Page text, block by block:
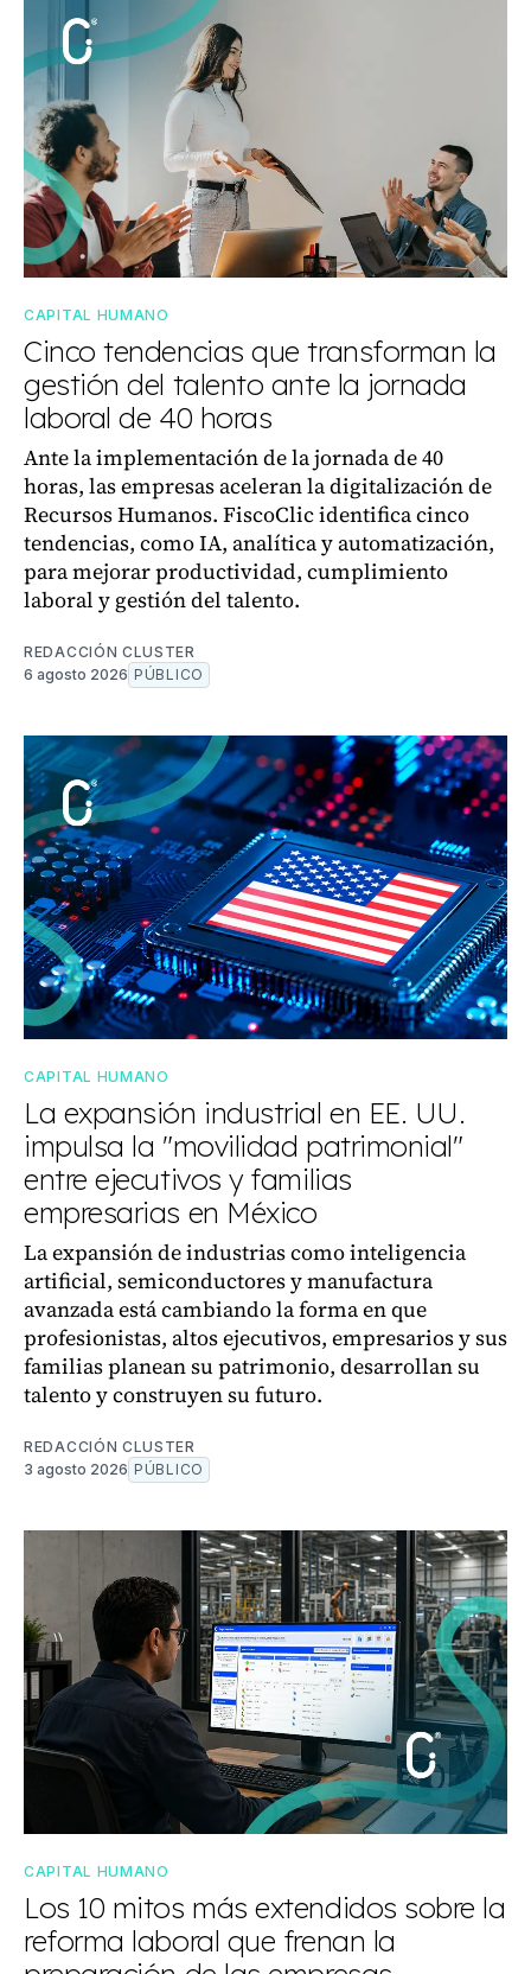
CAPITAL HUMANO
Cinco tendencias que transforman la
gestión del talento ante la jornada
laboral de 40 horas
Ante la implementación de la jornada de 40
horas, las empresas aceleran la digitalización de
Recursos Humanos. FiscoClic identifica cinco
tendencias, como IA, analítica y automatización,
para mejorar productividad, cumplimiento
laboral y gestión del talento.
REDACCIÓN CLUSTER
6 agosto 2026 PÚBLICO
CAPITAL HUMANO
La expansión industrial en EE. UU.
impulsa la "movilidad patrimonial"
entre ejecutivos y familias
empresarias en México
La expansión de industrias como inteligencia
artificial, semiconductores y manufactura
avanzada está cambiando la forma en que
profesionistas, altos ejecutivos, empresarios y sus
familias planean su patrimonio, desarrollan su
talento y construyen su futuro.
REDACCIÓN CLUSTER
3 agosto 2026 PÚBLICO
CAPITAL HUMANO
Los 10 mitos más extendidos sobre la
reforma laboral que frenan la